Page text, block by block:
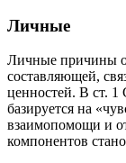
Личные
Личные причины
составляющей,
ценностей. В ст.
базируется на
взаимопомощи и
компонентов